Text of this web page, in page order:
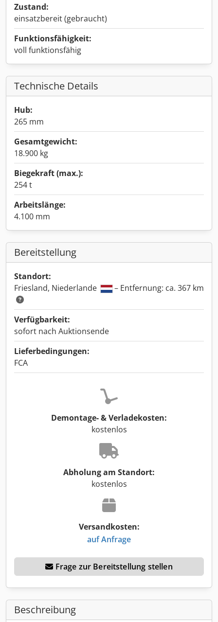
Zustand:
einsatzbereit (gebraucht)
Funktionsfähigkeit:
voll funktionsfähig
Technische Details
Hub:
265 mm
Gesamtgewicht:
18.900 kg
Biegekraft (max.):
254 t
Arbeitslänge:
4.100 mm
Bereitstellung
Standort:
Friesland, Niederlande
– Entfernung: ca. 367 km
Verfügbarkeit:
sofort nach Auktionsende
Lieferbedingungen:
FCA
Demontage- & Verladekosten:
kostenlos
Abholung am Standort:
kostenlos
Versandkosten:
auf Anfrage
Frage zur Bereitstellung stellen
Beschreibung